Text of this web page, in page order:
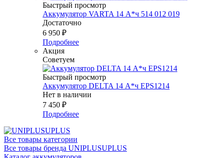
Быстрый просмотр
Аккумулятор VARTA 14 А*ч 514 012 019
Достаточно
6 950 ₽
Подробнее
Акция
Советуем
Быстрый просмотр
Аккумулятор DELTA 14 А*ч EPS1214
Нет в наличии
7 450 ₽
Подробнее
Все товары категории
Все товары бренда UNIPLUSUPLUS